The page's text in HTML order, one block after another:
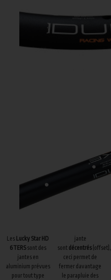
Les Lucky Star HD
6TERSsont des
jantes en
aluminium prévues
pour tout type
jante
sont décentrés(offset),
ceci permet de
fermer davantage
le parapluie des